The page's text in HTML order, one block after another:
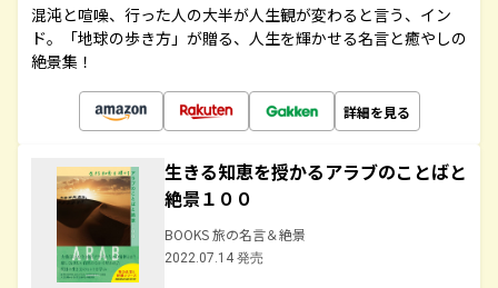
混沌と喧噪、行った人の大半が人生観が変わると言う、イン
ド。「地球の歩き方」が贈る、人生を輝かせる名言と癒やしの
絶景集！
詳細を見る
生きる知恵を授かるアラブのことばと
絶景１００
BOOKS 旅の名言＆絶景
2022.07.14 発売